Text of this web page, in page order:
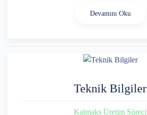
Devamını Oku
Teknik Bilgiler
Kalmaks Üretim Süreci